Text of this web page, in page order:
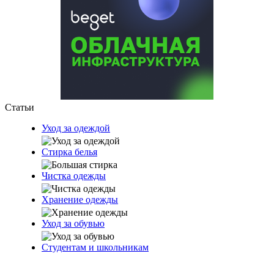
Статьи
Уход за одеждой
Стирка белья
Чистка одежды
Хранение одежды
Уход за обувью
Студентам и школьникам